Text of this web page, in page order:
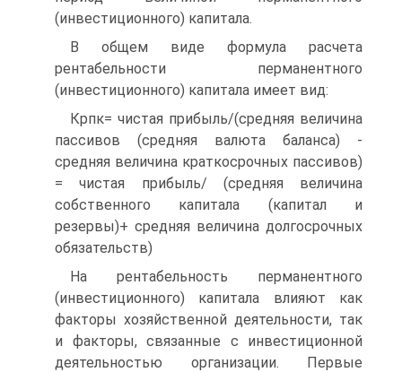
(инвестиционного) капитала.
В общем виде формула расчета
рентабельности перманентного
(инвестиционного) капитала имеет вид:
Крпк= чистая прибыль/(средняя величина
пассивов (средняя валюта баланса) -
средняя величина краткосрочных пассивов)
= чистая прибыль/ (средняя величина
собственного капитала (капитал и
резервы)+ средняя величина долгосрочных
обязательств)
На рентабельность перманентного
(инвестиционного) капитала влияют как
факторы хозяйственной деятельности, так
и факторы, связанные с инвестиционной
деятельностью организации. Первые